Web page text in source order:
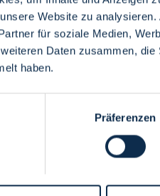
Website zu
für soziale Medien,
Daten zusammen,
haben.
Präferenzen